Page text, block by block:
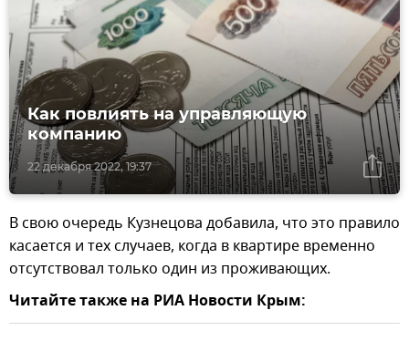
22 декабря 2022, 19:37
Как повлиять на управляющую
компанию
В свою очередь Кузнецова добавила, что это правило
касается и тех случаев, когда в квартире временно
отсутствовал только один из проживающих.
Читайте также на РИА Новости Крым: